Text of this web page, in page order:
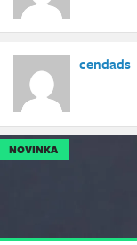
cendads
NOVINKA